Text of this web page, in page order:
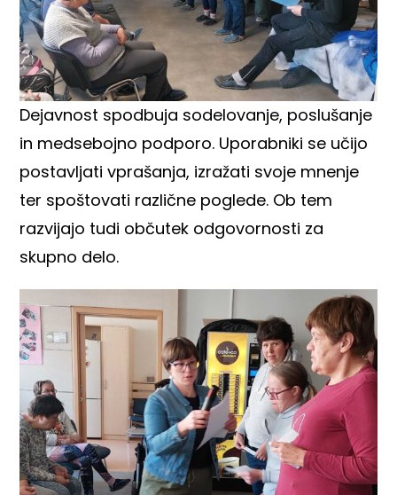
Dejavnost spodbuja sodelovanje, poslušanje
in medsebojno podporo. Uporabniki se učijo
postavljati vprašanja, izražati svoje mnenje
ter spoštovati različne poglede. Ob tem
razvijajo tudi občutek odgovornosti za
skupno delo.